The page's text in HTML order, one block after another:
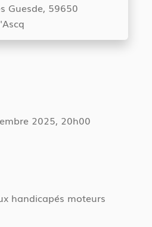
Guesde, 59650
2025, 20h00
handicapés moteurs